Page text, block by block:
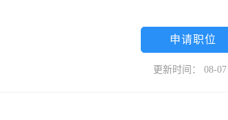
申请职位
更新时间： 08-07